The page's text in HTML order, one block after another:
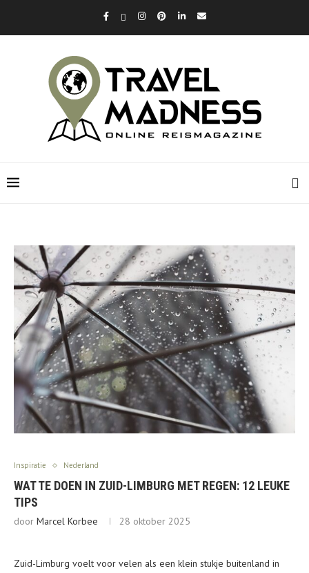
Inspiratie Nederland
WAT TE DOEN IN ZUID-LIMBURG MET REGEN: 12 LEUKE
TIPS
door Marcel Korbee 28 oktober 2025
Zuid-Limburg voelt voor velen als een klein stukje buitenland in